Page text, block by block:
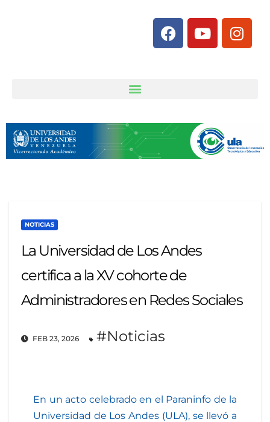
NOTICIAS
La Universidad de Los Andes
certifica a la XV cohorte de
Administradores en Redes Sociales
FEB 23, 2026 #Noticias
En un acto celebrado en el Paraninfo de la
Universidad de Los Andes (ULA), se llevó a